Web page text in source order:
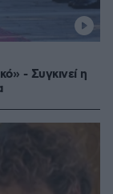
- Συγκινεί η